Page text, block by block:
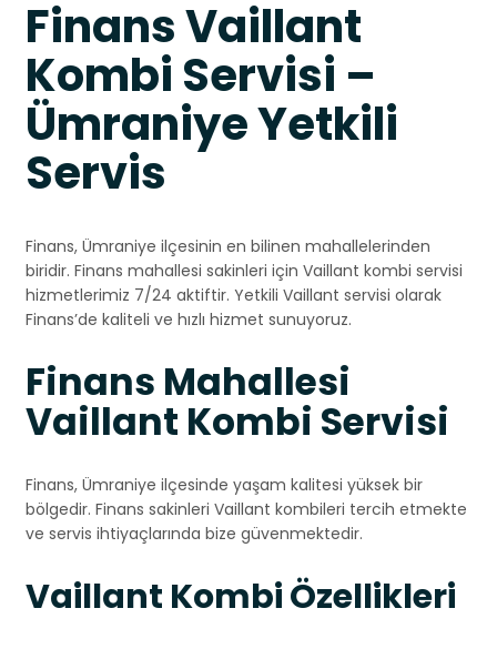
Finans Vaillant
Kombi Servisi –
Ümraniye Yetkili
Servis
Finans, Ümraniye ilçesinin en bilinen mahallelerinden
biridir. Finans mahallesi sakinleri için Vaillant kombi servisi
hizmetlerimiz 7/24 aktiftir. Yetkili Vaillant servisi olarak
Finans’de kaliteli ve hızlı hizmet sunuyoruz.
Finans Mahallesi
Vaillant Kombi Servisi
Finans, Ümraniye ilçesinde yaşam kalitesi yüksek bir
bölgedir. Finans sakinleri Vaillant kombileri tercih etmekte
ve servis ihtiyaçlarında bize güvenmektedir.
Vaillant Kombi Özellikleri